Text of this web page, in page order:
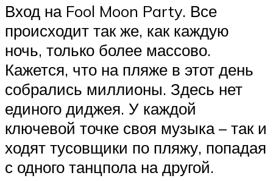
Вход на Fool Moon Party. Все
происходит так же, как каждую
ночь, только более массово.
Кажется, что на пляже в этот день
собрались миллионы. Здесь нет
единого диджея. У каждой
ключевой точке своя музыка – так и
ходят тусовщики по пляжу, попадая
с одного танцпола на другой.